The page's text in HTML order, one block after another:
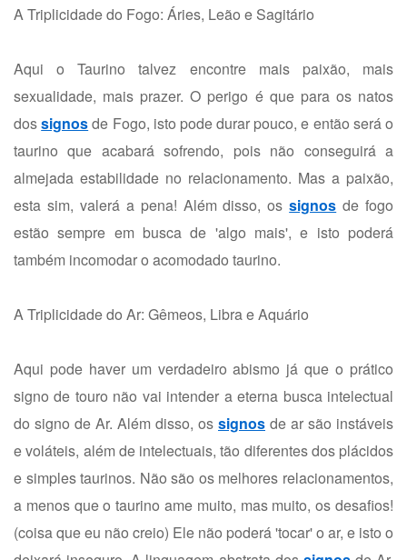
A Triplicidade do Fogo: Áries, Leão e Sagitário
Aqui o Taurino talvez encontre mais paixão, mais
sexualidade, mais prazer. O perigo é que para os natos
dossignosde Fogo, isto pode durar pouco, e então será o
taurino que acabará sofrendo, pois não conseguirá a
almejada estabilidade no relacionamento. Mas a paixão,
esta sim, valerá a pena! Além disso, ossignos de fogo
estão sempre em busca de 'algo mais', e isto poderá
também incomodar o acomodado taurino.
A Triplicidade do Ar: Gêmeos, Libra e Aquário
Aqui pode haver um verdadeiro abismo já que o prático
signo de touro não vai intender a eterna busca intelectual
do signo de Ar. Além disso, os signos de ar são instáveis
e voláteis, além de intelectuais, tão diferentes dos plácidos
e simples taurinos. Não são os melhores relacionamentos,
a menos que o taurino ame muito, mas muito, os desafios!
(coisa que eu não creio) Ele não poderá 'tocar' o ar, e isto o